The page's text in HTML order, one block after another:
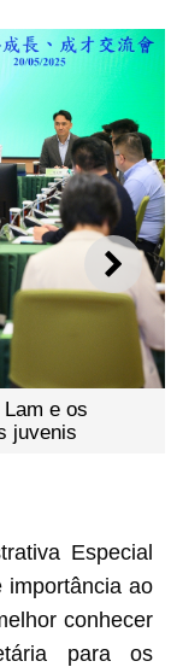
e os
juvenis
Especial
importância ao
conhecer
para os